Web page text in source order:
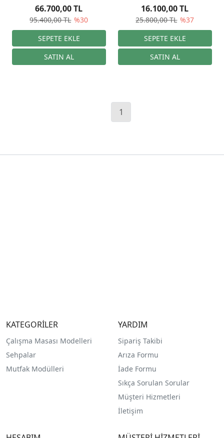
95.400,00 TL %30
66.700,00 TL
25.800,00 TL %37
16.100,00 TL
1
KATEGORİLER
Çalışma Masası Modelleri
Sehpalar
Mutfak Modülleri
YARDIM
Sipariş Takibi
Arıza Formu
İade Formu
Sıkça Sorulan Sorular
Müşteri Hizmetleri
İletişim